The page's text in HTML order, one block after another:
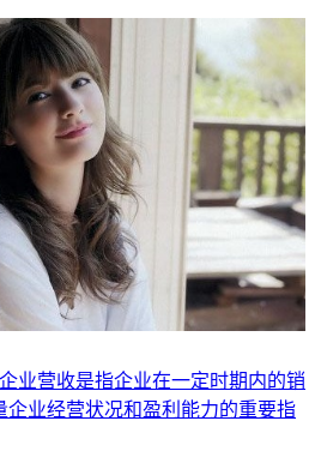
业营收是指企业在一定时期内的销
企业经营状况和盈利能力的重要指